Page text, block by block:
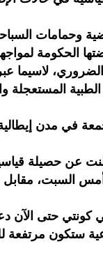
وحمامات
الحكومة
لاسيما
المستعجلة
في مدن
عن حصيلة
كونتي حتى
ستكون مرتفعة